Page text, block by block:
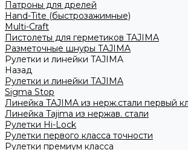
Патроны для дрелей
Hand-Tite (быстрозажимные)
Multi-Craft
Пистолеты для герметиков TAJIMA
Разметочные шнуры TAJIMA
Рулетки и линейки TAJIMA
Назад
Рулетки и линейки TAJIMA
Sigma Stop
Линейка TAJIMA из нерж.стали первый
Линейка Tajima из нержав. стали
Рулетки Hi-Lock
Рулетки первого класса точности
Рулетки премиум класса